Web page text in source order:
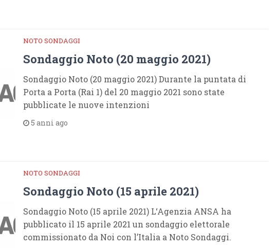
NOTO SONDAGGI
Sondaggio Noto (20 maggio 2021)
Sondaggio Noto (20 maggio 2021) Durante la puntata di
Porta a Porta (Rai 1) del 20 maggio 2021 sono state
pubblicate le nuove intenzioni
5 anni ago
NOTO SONDAGGI
Sondaggio Noto (15 aprile 2021)
Sondaggio Noto (15 aprile 2021) L‘Agenzia ANSA ha
pubblicato il 15 aprile 2021 un sondaggio elettorale
commissionato da Noi con l’Italia a Noto Sondaggi.